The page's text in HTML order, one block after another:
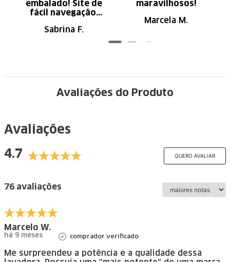
embalado! Site de
fácil navegação.
Sabrina F.
maravilhosos!
Marcela M.
Avaliações do Produto
Avaliações
4.7
QUERO AVALIAR
76 avaliações
Marcelo W.
há 9 meses comprador verificado
Me surpreendeu a potência e a qualidade dessa